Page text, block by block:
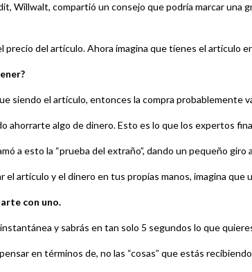
Willwalt, compartió un consejo que podría marcar una
precio del artículo. Ahora imagina que tienes el artículo
siendo el artículo, entonces la compra probablemente
ahorrarte algo de dinero. Esto es lo que los expertos
a esto la “prueba del extraño”, dando un pequeño giro
el artículo y el dinero en tus propias manos, imagina
con uno.
y sabrás en tan solo 5 segundos lo que
en términos de, no las “cosas” que estás